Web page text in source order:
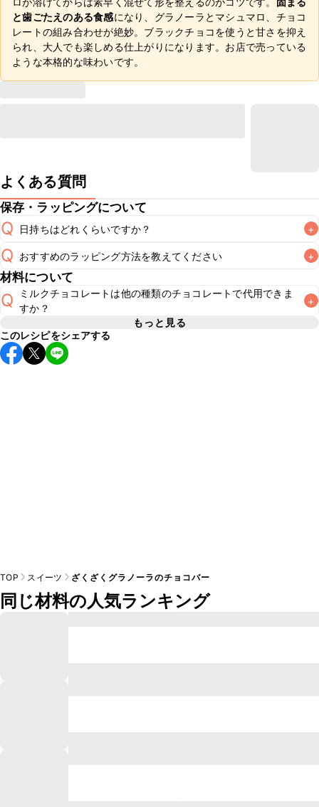
と歯ごたえのある食感になり、グラノーラとマシュマロ、チョコ
レートの組み合わせが絶妙。ブラックチョコを使うと甘さを抑え
られ、大人でも楽しめる仕上がりになります。お店で売っている
ような本格的な味わいです。
よくある質問
保存・ラッピングについて
Q 日持ちはどれくらいですか？ +
A
保存期間は冷蔵で2~3日が目安です。なるべくお早めにお召
Q おすすめのラッピング方法を教えてください +
A
こちら でラッピング方法をご紹介しています。お好みのラッ
ピング方法をお試しください。なお、要冷蔵のスイーツのた
め、お持ち運びの際は保冷剤をつけることをおすすめいたし
ます。
材料について
Q
ミルクチョコレートは他の種類のチョコレートで代用できま
すか？
+
A
もっと見る
このレシピをシェアする
TOP スイーツ ざくざくグラノーラのチョコバー
同じ材料の人気ランキング